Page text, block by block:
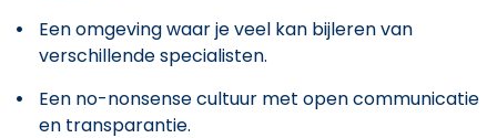
Een omgeving waar je veel kan bijleren van
verschillende specialisten.
Een no-nonsense cultuur met open communicatie
en transparantie.